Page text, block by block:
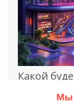
Какой
Мы